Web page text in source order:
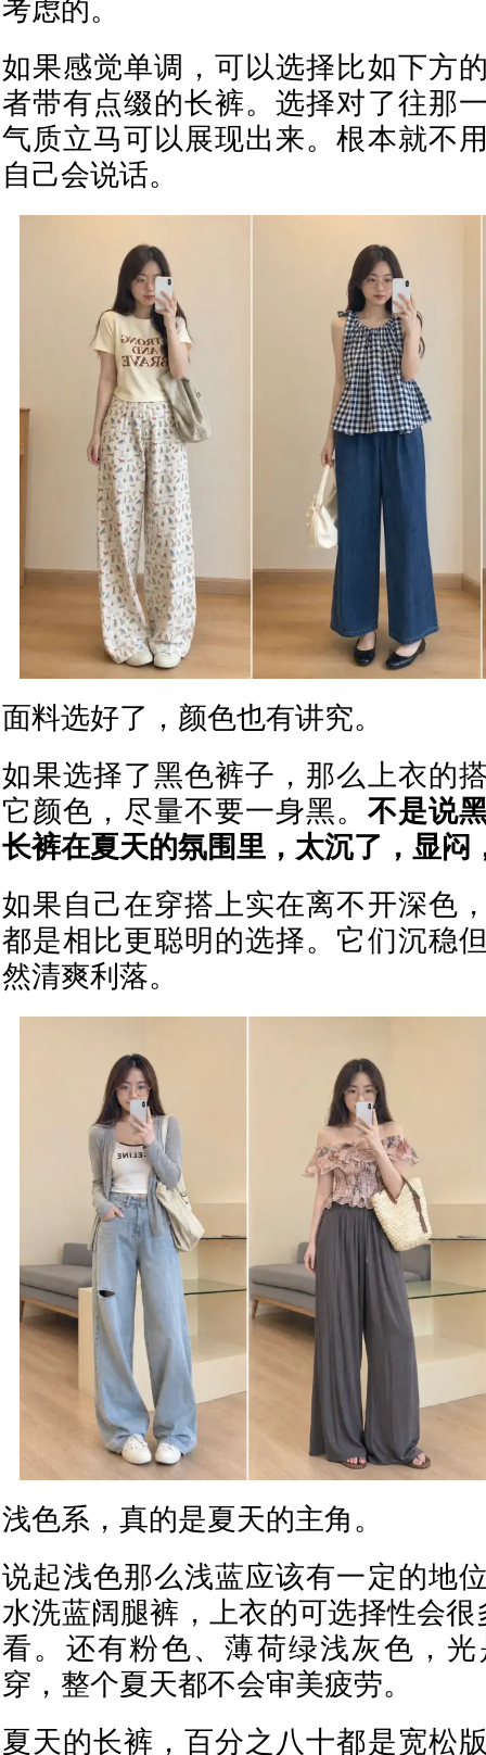
考虑的。
如果感觉单调，可以选择比如下方
者带有点缀的长裤。选择对了往那
气质立马可以展现出来。根本就不
自己会说话。
面料选好了，颜色也有讲究。
如果选择了黑色裤子，那么上衣的
它颜色，尽量不要一身黑。 不是说
长裤在夏天的氛围里，太沉了，显闷
如果自己在穿搭上实在离不开深色
都是相比更聪明的选择。它们沉稳
然清爽利落。
浅色系，真的是夏天的主角。
说起浅色那么浅蓝应该有一定的地
水洗蓝阔腿裤，上衣的可选择性会
看。还有粉色、薄荷绿浅灰色，
穿，整个夏天都不会审美疲劳。
夏天的长裤，百分之八十都是宽松